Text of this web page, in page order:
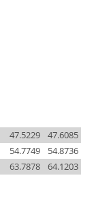
47.6085
47.5229
54.8736
54.7749
64.1203
63.7878